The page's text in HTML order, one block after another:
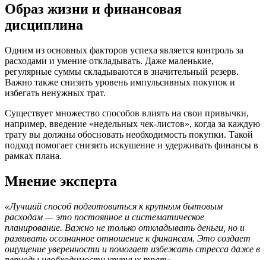
Образ жизни и финансовая
дисциплина
Одним из основных факторов успеха является контроль за
расходами и умение откладывать. Даже маленькие,
регулярные суммы складываются в значительный резерв.
Важно также снизить уровень импульсивных покупок и
избегать ненужных трат.
Существует множество способов влиять на свои привычки,
например, введение «недельных чек-листов», когда за каждую
трату вы должны обосновать необходимость покупки. Такой
подход помогает снизить искушение и удерживать финансы в
рамках плана.
Мнение эксперта
«Лучший способ подготовиться к крупным бытовым
расходам — это постоянное и систематическое
планирование. Важно не только откладывать деньги, но и
развивать осознанное отношение к финансам. Это создает
ощущение уверенности и помогает избежать стресса даже в